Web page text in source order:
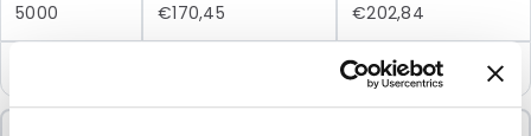
5000 €170,45 €202,84
€196,66